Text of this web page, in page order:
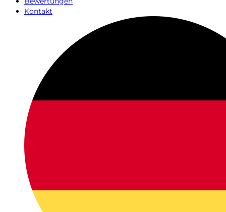
Kontakt